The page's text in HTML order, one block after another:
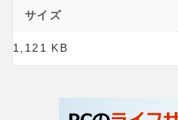
サイズ
1,121 KB